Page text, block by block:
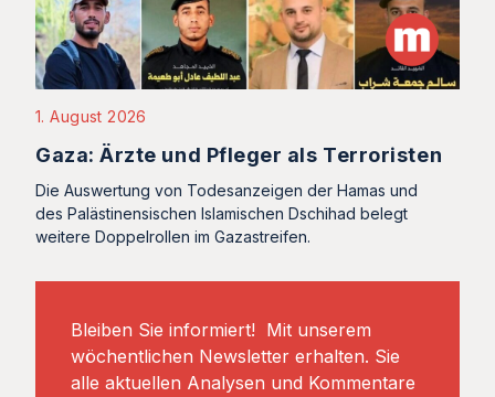
1. August 2026
Gaza: Ärzte und Pfleger als Terroristen
Die Auswertung von Todesanzeigen der Hamas und
des Palästinensischen Islamischen Dschihad belegt
weitere Doppelrollen im Gazastreifen.
Bleiben Sie informiert! Mit unserem
wöchentlichen Newsletter erhalten. Sie
alle aktuellen Analysen und Kommentare